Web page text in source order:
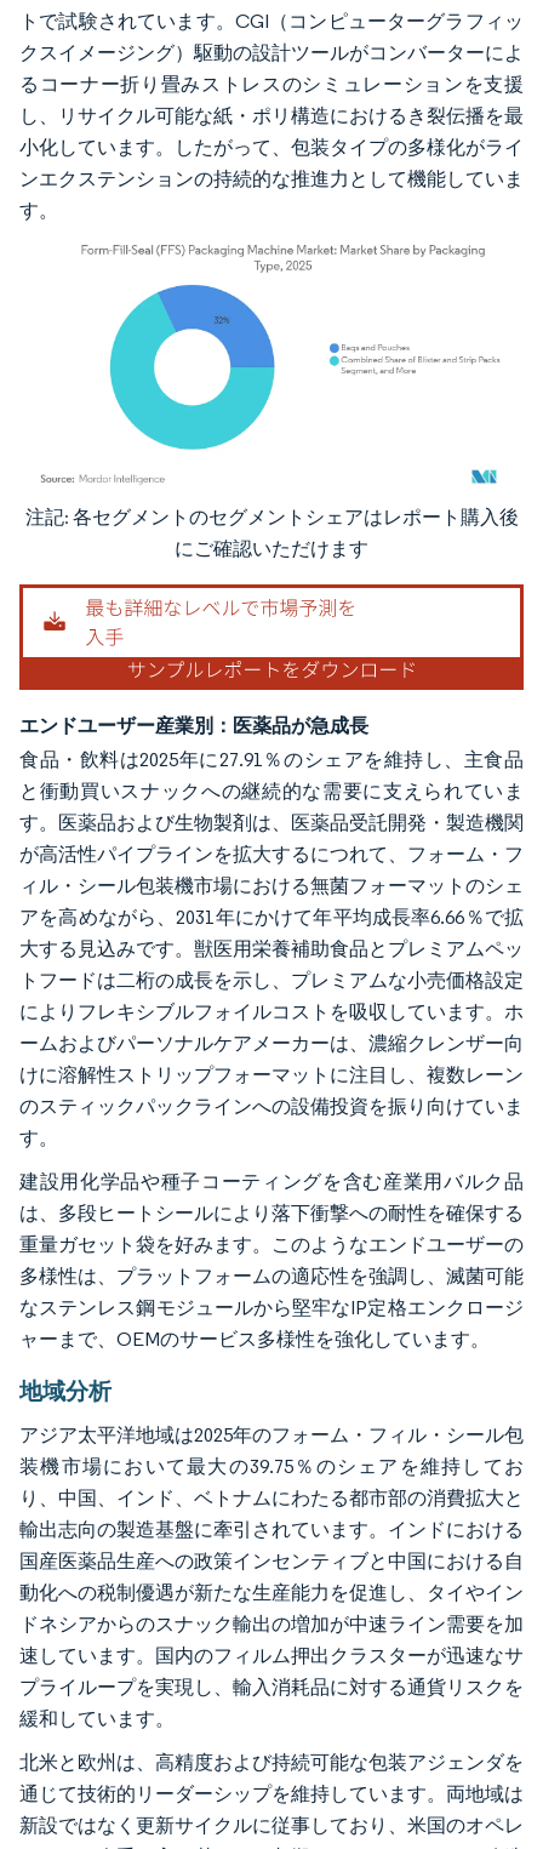
トで試験されています。CGI（コンピューターグラフィッ
クスイメージング）駆動の設計ツールがコンバーターによ
るコーナー折り畳みストレスのシミュレーションを支援
し、リサイクル可能な紙・ポリ構造におけるき裂伝播を最
小化しています。したがって、包装タイプの多様化がライ
ンエクステンションの持続的な推進力として機能していま
す。
画像 © Mordor Intelligence。再利用にはCC BY 4.0の表示が必要です。
注記: 各セグメントのセグメントシェアはレポート購入後
にご確認いただけます
エンドユーザー産業別：医薬品が急成長
食品・飲料は2025年に27.91％のシェアを維持し、主食品
と衝動買いスナックへの継続的な需要に支えられていま
す。医薬品および生物製剤は、医薬品受託開発・製造機関
が高活性パイプラインを拡大するにつれて、フォーム・フ
ィル・シール包装機市場における無菌フォーマットのシェ
アを高めながら、2031年にかけて年平均成長率6.66％で拡
大する見込みです。獣医用栄養補助食品とプレミアムペッ
トフードは二桁の成長を示し、プレミアムな小売価格設定
によりフレキシブルフォイルコストを吸収しています。ホ
ームおよびパーソナルケアメーカーは、濃縮クレンザー向
けに溶解性ストリップフォーマットに注目し、複数レーン
のスティックパックラインへの設備投資を振り向けていま
す。
建設用化学品や種子コーティングを含む産業用バルク品
は、多段ヒートシールにより落下衝撃への耐性を確保する
重量ガセット袋を好みます。このようなエンドユーザーの
多様性は、プラットフォームの適応性を強調し、滅菌可能
なステンレス鋼モジュールから堅牢なIP定格エンクロージ
ャーまで、OEMのサービス多様性を強化しています。
地域分析
アジア太平洋地域は2025年のフォーム・フィル・シール包
装機市場において最大の39.75％のシェアを維持してお
り、中国、インド、ベトナムにわたる都市部の消費拡大と
輸出志向の製造基盤に牽引されています。インドにおける
国産医薬品生産への政策インセンティブと中国における自
動化への税制優遇が新たな生産能力を促進し、タイやイン
ドネシアからのスナック輸出の増加が中速ライン需要を加
速しています。国内のフィルム押出クラスターが迅速なサ
プライループを実現し、輸入消耗品に対する通貨リスクを
緩和しています。
北米と欧州は、高精度および持続可能な包装アジェンダを
通じて技術的リーダーシップを維持しています。両地域は
新設ではなく更新サイクルに従事しており、米国のオペレ